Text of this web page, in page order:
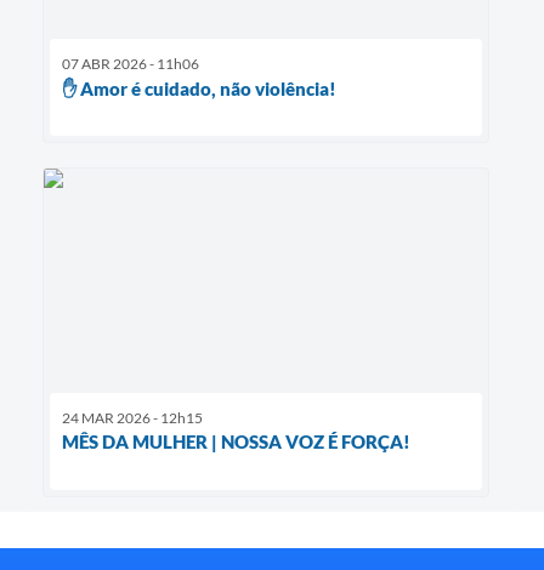
07 ABR 2026 - 11h06
✋ Amor é cuidado, não violência!
24 MAR 2026 - 12h15
MÊS DA MULHER | NOSSA VOZ É FORÇA!